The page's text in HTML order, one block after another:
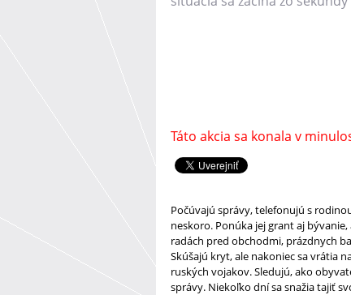
Táto akcia sa konala v
Počúvajú správy, telefonujú s
neskoro. Ponúka jej grant aj
radách pred obchodmi, prázdnych
Skúšajú kryt, ale nakoniec sa vrátia
ruských vojakov. Sledujú, ako
správy. Niekoľko dní sa snažia tajiť